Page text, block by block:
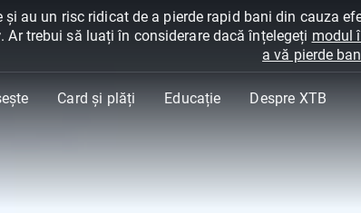
și au un risc ridicat de a pierde rapid bani din cauza
. Ar trebui să luați în considerare dacă înțelegeți modul
a vă pierde
Card și plăți Educație Despre XTB